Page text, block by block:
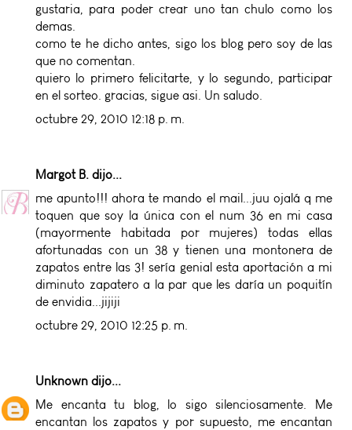
gustaria, para poder crear uno tan chulo como los
demas.
como te he dicho antes, sigo los blog pero soy de las
que no comentan.
quiero lo primero felicitarte, y lo segundo, participar
en el sorteo. gracias, sigue asi. Un saludo.
octubre 29, 2010 12:18 p. m.
Margot B. dijo...
me apunto!!! ahora te mando el mail...juu ojalá q me
toquen que soy la única con el num 36 en mi casa
(mayormente habitada por mujeres) todas ellas
afortunadas con un 38 y tienen una montonera de
zapatos entre las 3! sería genial esta aportación a mi
diminuto zapatero a la par que les daría un poquitín
de envidia...jijiji
octubre 29, 2010 12:25 p. m.
Unknown dijo...
Me encanta tu blog, lo sigo silenciosamente. Me
encantan los zapatos y por supuesto, me encantan